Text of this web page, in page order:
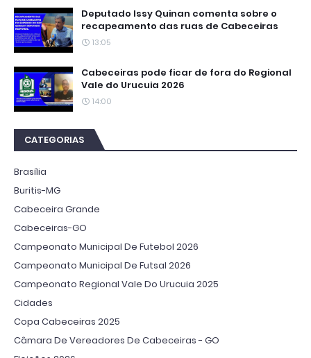
Deputado Issy Quinan comenta sobre o
recapeamento das ruas de Cabeceiras
13:05
Cabeceiras pode ficar de fora do Regional
Vale do Urucuia 2026
14:00
CATEGORIAS
Brasília
Buritis-MG
Cabeceira Grande
Cabeceiras-GO
Campeonato Municipal De Futebol 2026
Campeonato Municipal De Futsal 2026
Campeonato Regional Vale Do Urucuia 2025
Cidades
Copa Cabeceiras 2025
Câmara De Vereadores De Cabeceiras - GO